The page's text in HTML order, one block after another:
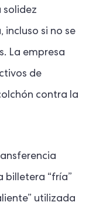
solidez
si no se
La empresa
de
contra la
billetera “fría”
utilizada